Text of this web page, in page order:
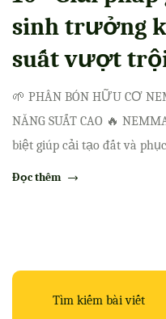
sinh trưởng
suất vượt
🌱 PHÂN BÓN HỮU CƠ
NĂNG SUẤT CAO 🔥
biệt giúp cải tạo đất và
Đọc thêm